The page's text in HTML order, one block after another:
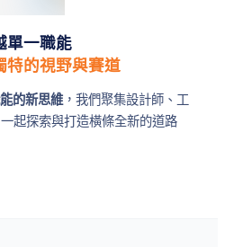
單一職能
特的視野與賽道
的新思維 ，我們聚集設計師、工
起探索與打造橫條全新的道路